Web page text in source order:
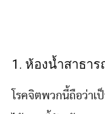
1. ห้องน้ำสาธา
โรคจิตพวกนี้ถือว่าเ